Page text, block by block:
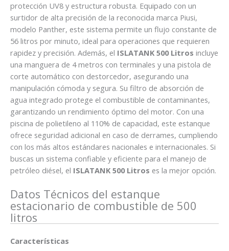
protección UV8 y estructura robusta. Equipado con un
surtidor de alta precisión de la reconocida marca Piusi,
modelo Panther, este sistema permite un flujo constante de
56 litros por minuto, ideal para operaciones que requieren
rapidez y precisión. Además, el ISLATANK 500 Litros incluye
una manguera de 4 metros con terminales y una pistola de
corte automático con destorcedor, asegurando una
manipulación cómoda y segura. Su filtro de absorción de
agua integrado protege el combustible de contaminantes,
garantizando un rendimiento óptimo del motor. Con una
piscina de polietileno al 110% de capacidad, este estanque
ofrece seguridad adicional en caso de derrames, cumpliendo
con los más altos estándares nacionales e internacionales. Si
buscas un sistema confiable y eficiente para el manejo de
petróleo diésel, el ISLATANK 500 Litros es la mejor opción.
Datos Técnicos del estanque
estacionario de combustible de 500
litros
Características